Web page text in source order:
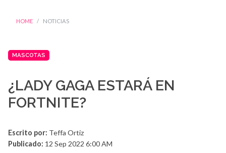
HOME NOTICIAS
MASCOTAS
¿LADY GAGA ESTARÁ EN
FORTNITE?
Escrito por: Teffa Ortiz
Publicado: 12 Sep 2022 6:00 AM